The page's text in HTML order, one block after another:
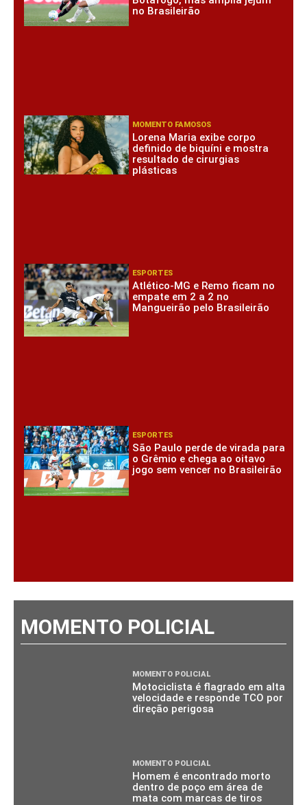
no Brasileirão
MOMENTO FAMOSOS
Lorena Maria exibe corpo
definido de biquíni e mostra
resultado de cirurgias
plásticas
ESPORTES
Atlético-MG e Remo ficam no
empate em 2 a 2 no
Mangueirão pelo Brasileirão
ESPORTES
São Paulo perde de virada para
o Grêmio e chega ao oitavo
jogo sem vencer no Brasileirão
MOMENTO POLICIAL
MOMENTO POLICIAL
Motociclista é flagrado em alta
velocidade e responde TCO por
direção perigosa
MOMENTO POLICIAL
Homem é encontrado morto
dentro de poço em área de
mata com marcas de tiros